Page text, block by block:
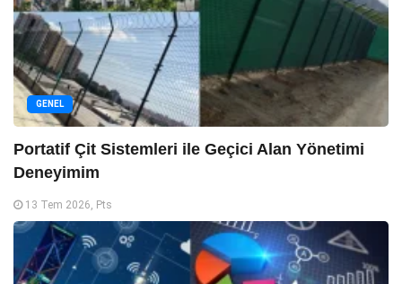
GENEL
Portatif Çit Sistemleri ile Geçici Alan Yönetimi
Deneyimim
13 Tem 2026, Pts